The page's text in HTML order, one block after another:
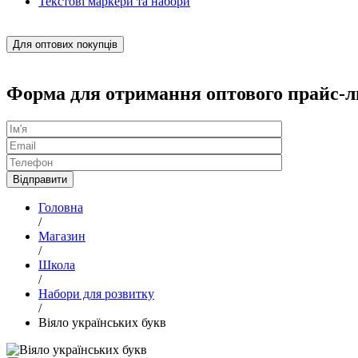
Для оптових покупців
Форма для отримання оптового прайс-
Головна
/
Магазин
/
Школа
/
Набори для розвитку
/
Віяло українських букв